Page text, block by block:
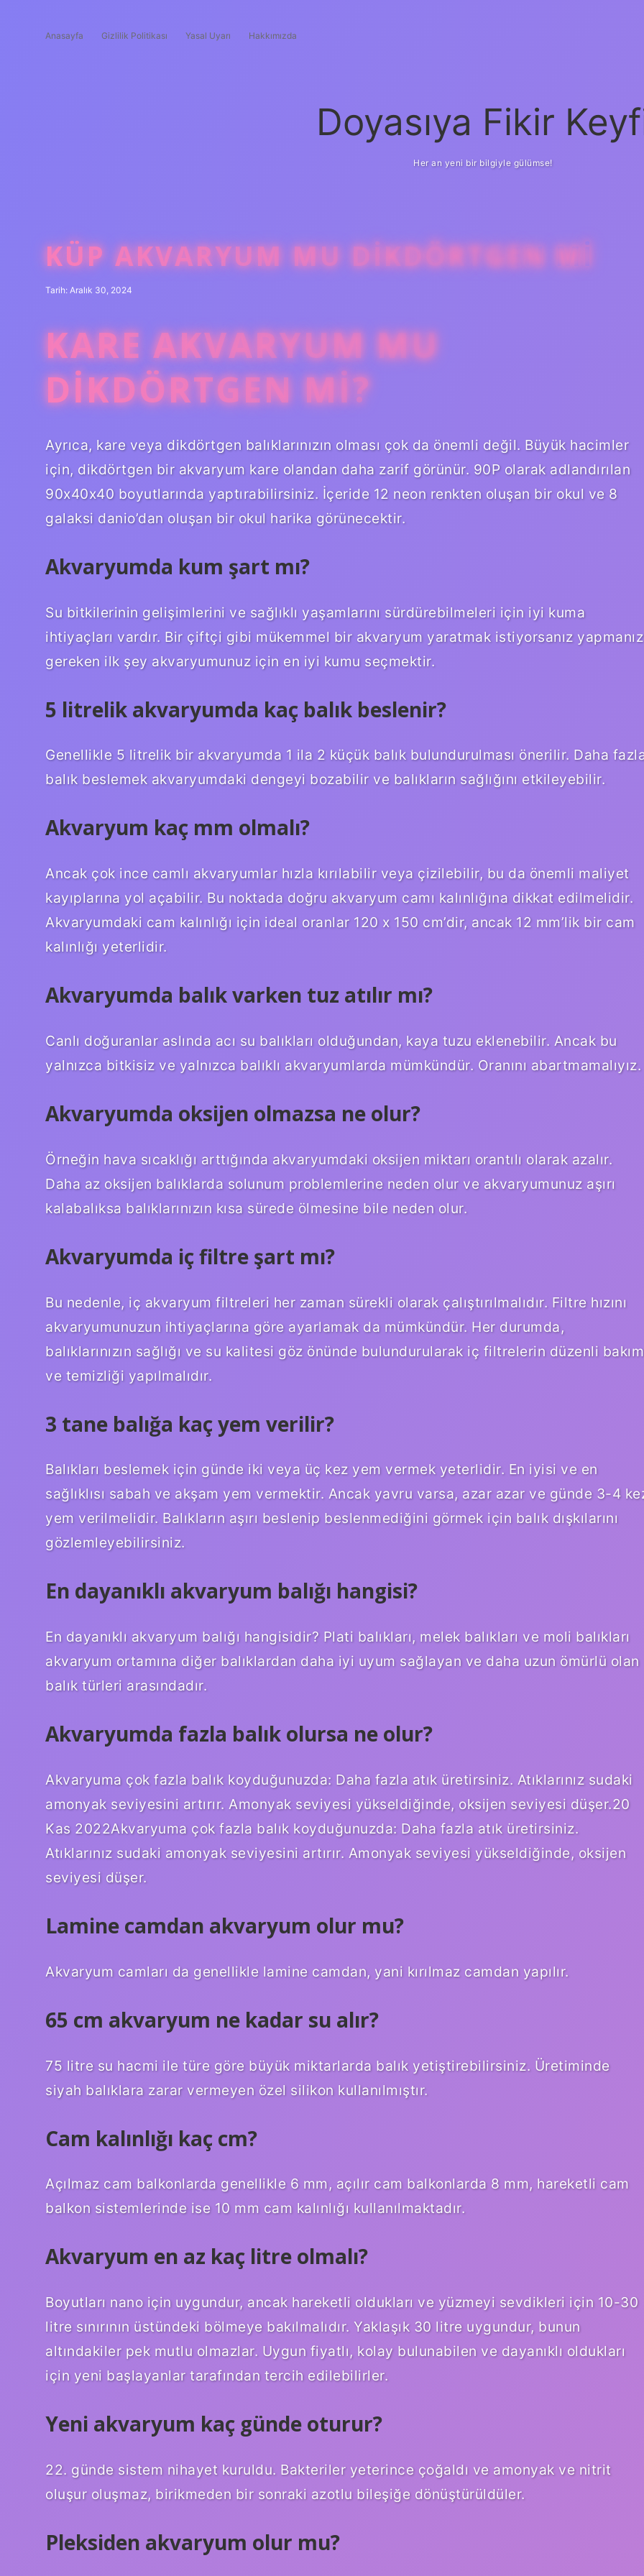
Anasayfa Gizlilik Politikası Yasal Uyarı Hakkımızda
Doyasıya Fikir
Her an yeni bir bilgiyle gülümse!
KÜP AKVARYUM MU DIKDÖRTGEN MI
Tarih: Aralık 30, 2024
KARE AKVARYUM MU
DIKDÖRTGEN MI?
Ayrıca, kare veya dikdörtgen balıklarınızın olması çok da önemli değil. Büyük hacimler
için, dikdörtgen bir akvaryum kare olandan daha zarif görünür. 90P olarak adlandırılan
90x40x40 boyutlarında yaptırabilirsiniz. İçeride 12 neon renkten oluşan bir okul ve 8
galaksi danio’dan oluşan bir okul harika görünecektir.
Akvaryumda kum şart mı?
Su bitkilerinin gelişimlerini ve sağlıklı yaşamlarını sürdürebilmeleri için iyi kuma
ihtiyaçları vardır. Bir çiftçi gibi mükemmel bir akvaryum yaratmak istiyorsanız yapmanız
gereken ilk şey akvaryumunuz için en iyi kumu seçmektir.
5 litrelik akvaryumda kaç balık beslenir?
Genellikle 5 litrelik bir akvaryumda 1 ila 2 küçük balık bulundurulması önerilir. Daha
balık beslemek akvaryumdaki dengeyi bozabilir ve balıkların sağlığını etkileyebilir.
Akvaryum kaç mm olmalı?
Ancak çok ince camlı akvaryumlar hızla kırılabilir veya çizilebilir, bu da önemli maliyet
kayıplarına yol açabilir. Bu noktada doğru akvaryum camı kalınlığına dikkat edilmelidir.
Akvaryumdaki cam kalınlığı için ideal oranlar 120 x 150 cm’dir, ancak 12 mm’lik bir cam
kalınlığı yeterlidir.
Akvaryumda balık varken tuz atılır mı?
Canlı doğuranlar aslında acı su balıkları olduğundan, kaya tuzu eklenebilir. Ancak bu
yalnızca bitkisiz ve yalnızca balıklı akvaryumlarda mümkündür. Oranını abartmamalıyız.
Akvaryumda oksijen olmazsa ne olur?
Örneğin hava sıcaklığı arttığında akvaryumdaki oksijen miktarı orantılı olarak azalır.
Daha az oksijen balıklarda solunum problemlerine neden olur ve akvaryumunuz aşırı
kalabalıksa balıklarınızın kısa sürede ölmesine bile neden olur.
Akvaryumda iç filtre şart mı?
Bu nedenle, iç akvaryum filtreleri her zaman sürekli olarak çalıştırılmalıdır. Filtre hızını
akvaryumunuzun ihtiyaçlarına göre ayarlamak da mümkündür. Her durumda,
balıklarınızın sağlığı ve su kalitesi göz önünde bulundurularak iç filtrelerin düzenli
ve temizliği yapılmalıdır.
3 tane balığa kaç yem verilir?
Balıkları beslemek için günde iki veya üç kez yem vermek yeterlidir. En iyisi ve en
sağlıklısı sabah ve akşam yem vermektir. Ancak yavru varsa, azar azar ve günde 3-4
yem verilmelidir. Balıkların aşırı beslenip beslenmediğini görmek için balık dışkılarını
gözlemleyebilirsiniz.
En dayanıklı akvaryum balığı hangisi?
En dayanıklı akvaryum balığı hangisidir? Plati balıkları, melek balıkları ve moli balıkları
akvaryum ortamına diğer balıklardan daha iyi uyum sağlayan ve daha uzun ömürlü olan
balık türleri arasındadır.
Akvaryumda fazla balık olursa ne olur?
Akvaryuma çok fazla balık koyduğunuzda: Daha fazla atık üretirsiniz. Atıklarınız sudaki
amonyak seviyesini artırır. Amonyak seviyesi yükseldiğinde, oksijen seviyesi düşer.20
Kas 2022Akvaryuma çok fazla balık koyduğunuzda: Daha fazla atık üretirsiniz.
Atıklarınız sudaki amonyak seviyesini artırır. Amonyak seviyesi yükseldiğinde, oksijen
seviyesi düşer.
Lamine camdan akvaryum olur mu?
Akvaryum camları da genellikle lamine camdan, yani kırılmaz camdan yapılır.
65 cm akvaryum ne kadar su alır?
75 litre su hacmi ile türe göre büyük miktarlarda balık yetiştirebilirsiniz. Üretiminde
siyah balıklara zarar vermeyen özel silikon kullanılmıştır.
Cam kalınlığı kaç cm?
Açılmaz cam balkonlarda genellikle 6 mm, açılır cam balkonlarda 8 mm, hareketli cam
balkon sistemlerinde ise 10 mm cam kalınlığı kullanılmaktadır.
Akvaryum en az kaç litre olmalı?
Boyutları nano için uygundur, ancak hareketli oldukları ve yüzmeyi sevdikleri için 10-30
litre sınırının üstündeki bölmeye bakılmalıdır. Yaklaşık 30 litre uygundur, bunun
altındakiler pek mutlu olmazlar. Uygun fiyatlı, kolay bulunabilen ve dayanıklı oldukları
için yeni başlayanlar tarafından tercih edilebilirler.
Yeni akvaryum kaç günde oturur?
22. günde sistem nihayet kuruldu. Bakteriler yeterince çoğaldı ve amonyak ve nitrit
oluşur oluşmaz, birikmeden bir sonraki azotlu bileşiğe dönüştürüldüler.
Pleksiden akvaryum olur mu?